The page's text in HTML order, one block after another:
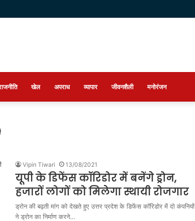
खेल अपराध व्यापार जीवनशैली मनोरंजन
Vipin Tiwari 13/08/2021
यूपी के डिफेंस कॉरिडोर में बनेंगे ड्रोन,
हजारों लोगों को मिलेगा स्थायी रोजगार
ड्रोन की बढ़ती मांग को देखते हुए उत्तर प्रदेश के डिफेंस कॉरिडोर में दो कंपनियों
ने ड्रोन का निर्माण करने…